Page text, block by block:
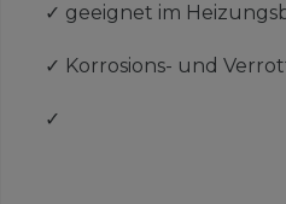
✓ geeignet im
✓ Korrosions- und
✓